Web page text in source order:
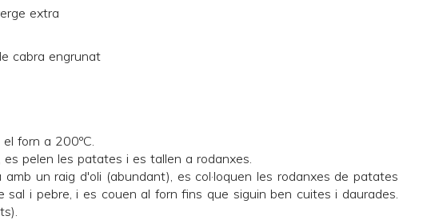
extra
cabra engrunat
forn a 200ºC.
es pelen les patates i es tallen a rodanxes.
amb un raig d'oli (abundant), es col·loquen les rodanxes de patates
sal i pebre, i es couen al forn fins que siguin ben cuites i daurades.